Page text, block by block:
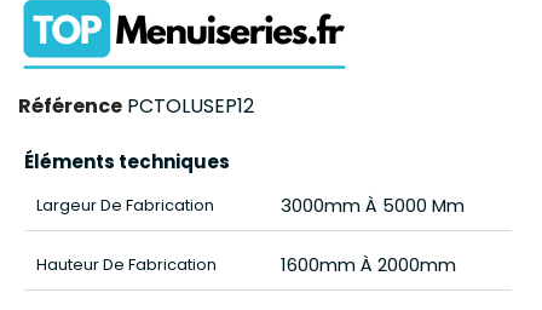
Référence PCTOLUSEP12
Éléments techniques
Largeur De Fabrication 3000mm À 5000 Mm
Hauteur De Fabrication 1600mm À 2000mm